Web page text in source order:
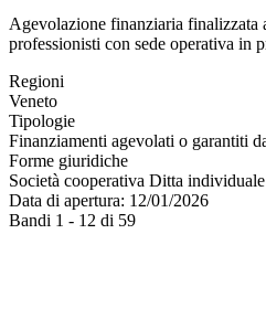
Agevolazione finanziaria finalizzata
professionisti con sede operativa
Regioni
Veneto
Tipologie
Finanziamenti agevolati o garantiti
Forme giuridiche
Società cooperativa Ditta individuale
Data di apertura: 12/01/2026
Bandi 1 - 12 di 59